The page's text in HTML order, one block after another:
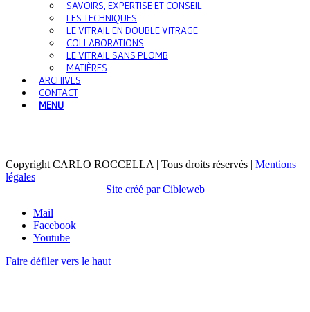
SAVOIRS, EXPERTISE ET CONSEIL
LES TECHNIQUES
LE VITRAIL EN DOUBLE VITRAGE
COLLABORATIONS
LE VITRAIL SANS PLOMB
MATIÈRES
ARCHIVES
CONTACT
MENU
Copyright CARLO ROCCELLA | Tous droits réservés | Mentions
légales
Site créé par Cibleweb
Mail
Facebook
Youtube
Faire défiler vers le haut